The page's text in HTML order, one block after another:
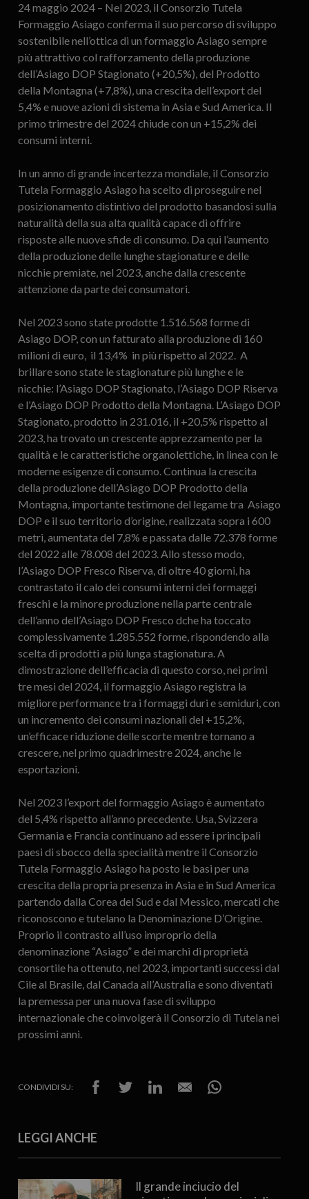
24 maggio 2024 – Nel 2023, il Consorzio Tutela
Formaggio Asiago conferma il suo percorso di sviluppo
sostenibile nell’ottica di un formaggio Asiago sempre
più attrattivo col rafforzamento della produzione
dell’Asiago DOP Stagionato (+20,5%), del Prodotto
della Montagna (+7,8%), una crescita dell’export del
5,4% e nuove azioni di sistema in Asia e Sud America. Il
primo trimestre del 2024 chiude con un +15,2% dei
consumi interni.
In un anno di grande incertezza mondiale, il Consorzio
Tutela Formaggio Asiago ha scelto di proseguire nel
posizionamento distintivo del prodotto basandosi sulla
naturalità della sua alta qualità capace di offrire
risposte alle nuove sfide di consumo. Da qui l’aumento
della produzione delle lunghe stagionature e delle
nicchie premiate, nel 2023, anche dalla crescente
attenzione da parte dei consumatori.
Nel 2023 sono state prodotte 1.516.568 forme di
Asiago DOP, con un fatturato alla produzione di 160
milioni di euro, il 13,4% in più rispetto al 2022. A
brillare sono state le stagionature più lunghe e le
nicchie: l’Asiago DOP Stagionato, l’Asiago DOP Riserva
e l’Asiago DOP Prodotto della Montagna. L’Asiago DOP
Stagionato, prodotto in 231.016, il +20,5% rispetto al
2023, ha trovato un crescente apprezzamento per la
qualità e le caratteristiche organolettiche, in linea con le
moderne esigenze di consumo. Continua la crescita
della produzione dell’Asiago DOP Prodotto della
Montagna, importante testimone del legame tra Asiago
DOP e il suo territorio d’origine, realizzata sopra i 600
metri, aumentata del 7,8% e passata dalle 72.378 forme
del 2022 alle 78.008 del 2023. Allo stesso modo,
l’Asiago DOP Fresco Riserva, di oltre 40 giorni, ha
contrastato il calo dei consumi interni dei formaggi
freschi e la minore produzione nella parte centrale
dell’anno dell’Asiago DOP Fresco dche ha toccato
complessivamente 1.285.552 forme, rispondendo alla
scelta di prodotti a più lunga stagionatura. A
dimostrazione dell’efficacia di questo corso, nei primi
tre mesi del 2024, il formaggio Asiago registra la
migliore performance tra i formaggi duri e semiduri, con
un incremento dei consumi nazionali del +15,2%,
un’efficace riduzione delle scorte mentre tornano a
crescere, nel primo quadrimestre 2024, anche le
esportazioni.
Nel 2023 l’export del formaggio Asiago è aumentato
del 5,4% rispetto all’anno precedente. Usa, Svizzera
Germania e Francia continuano ad essere i principali
paesi di sbocco della specialità mentre il Consorzio
Tutela Formaggio Asiago ha posto le basi per una
crescita della propria presenza in Asia e in Sud America
partendo dalla Corea del Sud e dal Messico, mercati che
riconoscono e tutelano la Denominazione D’Origine.
Proprio il contrasto all’uso improprio della
denominazione “Asiago” e dei marchi di proprietà
consortile ha ottenuto, nel 2023, importanti successi dal
Cile al Brasile, dal Canada all’Australia e sono diventati
la premessa per una nuova fase di sviluppo
internazionale che coinvolgerà il Consorzio di Tutela nei
prossimi anni.
CONDIVIDI SU:
LEGGI ANCHE
Il grande inciucio del